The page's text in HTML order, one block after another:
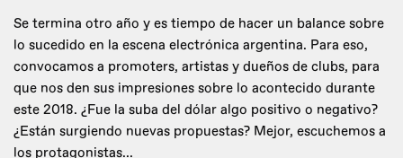
Se termina otro año y es tiempo de hacer un balance sobre
lo sucedido en la escena electrónica argentina. Para eso,
convocamos a promoters, artistas y dueños de clubs, para
que nos den sus impresiones sobre lo acontecido durante
este 2018. ¿Fue la suba del dólar algo positivo o negativo?
¿Están surgiendo nuevas propuestas? Mejor, escuchemos a
los protagonistas...